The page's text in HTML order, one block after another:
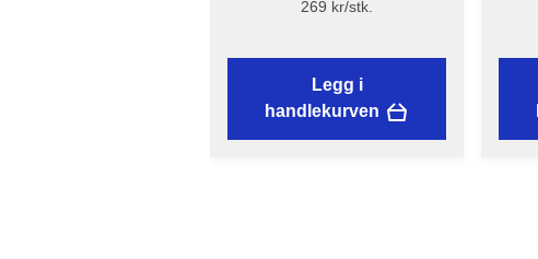
269 kr/stk.
Legg i
handlekurven